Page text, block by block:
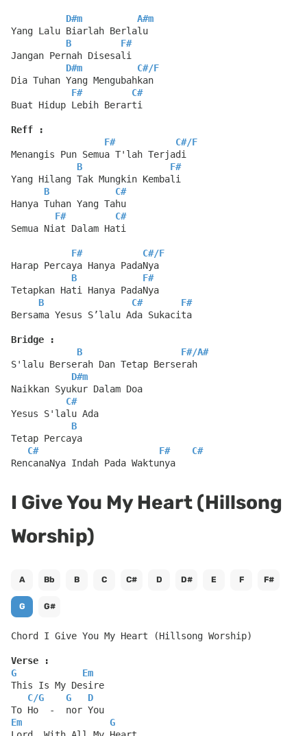
D#m
A#m
Yang Lalu Biarlah Berlalu
B
F#
Jangan Pernah Disesali
D#m
C#/F
Dia Tuhan Yang Mengubahkan
F#
C#
Buat Hidup Lebih Berarti
Reff :
F#
C#/F
Menangis Pun Semua T'lah Terjadi
B
F#
Yang Hilang Tak Mungkin Kembali
B
C#
Hanya Tuhan Yang Tahu
F#
C#
Semua Niat Dalam Hati
F# C#/F
Harap Percaya Hanya PadaNya
B
F#
Tetapkan Hati Hanya PadaNya
B
C#
F#
Bersama Yesus S’lalu Ada Sukacita
Bridge :
B
F#/A#
S'lalu Berserah Dan Tetap Berserah
D#m
Naikkan Syukur Dalam Doa
C#
Yesus S'lalu Ada
B
Tetap Percaya
C#
F#
C#
RencanaNya Indah Pada Waktunya
I Give You My Heart (Hillsong
Worship)
A Bb B C C# D D# E F F#
G G#
Chord I Give You My Heart (Hillsong Worship)
Verse :
G
Em
This Is My Desire
C/G G
D
To Ho  -  nor You
Em
G